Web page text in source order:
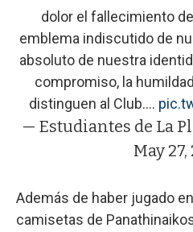
dolor el fallecimiento
emblema indiscutido de
absoluto de nuestra
compromiso, la
distinguen al Club.…
— Estudiantes de La
May 27,
Además de haber jugado
camisetas de